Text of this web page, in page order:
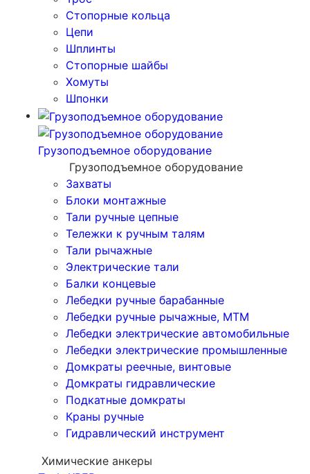
Стопорные кольца
Цепи
Шплинты
Стопорные шайбы
Хомуты
Шпонки
Грузоподъемное оборудование
Грузоподъемное оборудование
Захваты
Блоки монтажные
Тали ручные цепные
Тележки к ручным талям
Тали рычажные
Электрические тали
Балки концевые
Лебедки ручные барабанные
Лебедки ручные рычажные, МТМ
Лебедки электрические автомобильные
Лебедки электрические промышленные
Домкраты реечные, винтовые
Домкраты гидравлические
Подкатные домкраты
Краны ручные
Гидравлический инструмент
Химические анкеры